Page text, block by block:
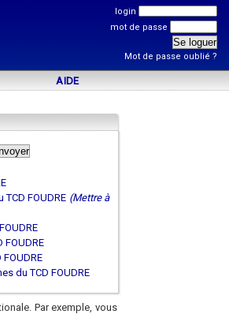
login
mot de passe
Mot de passe oublié ?
AIDE
FOUDRE (Mettre à
du TCD FOUDRE
Par exemple, vous